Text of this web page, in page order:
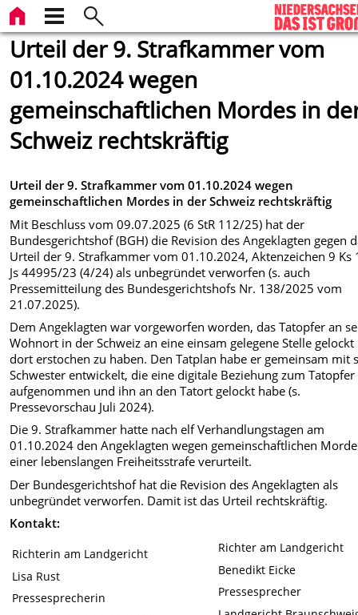
Urteil der 9. Strafkammer vom
01.10.2024 wegen
gemeinschaftlichen Mordes in
Schweiz rechtskräftig
Urteil der 9. Strafkammer vom 01.10.2024 wegen
gemeinschaftlichen Mordes in der Schweiz rechtskräftig
Mit Beschluss vom 09.07.2025 (6 StR 112/25) hat der
Bundesgerichtshof (BGH) die Revision des Angeklagten gegen
Urteil der 9. Strafkammer vom 01.10.2024, Aktenzeichen 9 Ks
Js 44995/23 (4/24) als unbegründet verworfen (s. auch
Pressemitteilung des Bundesgerichtshofs Nr. 138/2025 vom
21.07.2025).
Dem Angeklagten war vorgeworfen worden, das Tatopfer an
Wohnort in der Schweiz an eine einsam gelegene Stelle
dort erstochen zu haben. Den Tatplan habe er gemeinsam mit
Schwester entwickelt, die eine digitale Beziehung zum Tatopfer
aufgenommen und ihn an den Tatort gelockt habe (s.
Pressevorschau Juli 2024).
Die 9. Strafkammer hatte nach elf Verhandlungstagen am
01.10.2024 den Angeklagten wegen gemeinschaftlichen
einer lebenslangen Freiheitsstrafe verurteilt.
Der Bundesgerichtshof hat die Revision des Angeklagten als
unbegründet verworfen. Damit ist das Urteil rechtskräftig.
Kontakt:
Richterin am Landgericht
Lisa Rust
Pressesprecherin
Richter am Landgericht
Benedikt Eicke
Pressesprecher